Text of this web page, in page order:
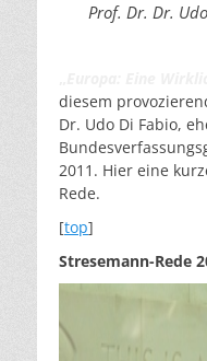
Prof. Dr. Dr.
diesem
Dr. Udo Di Fabio,
2011. Hier eine
Rede.
[top]
Stresemann-Rede